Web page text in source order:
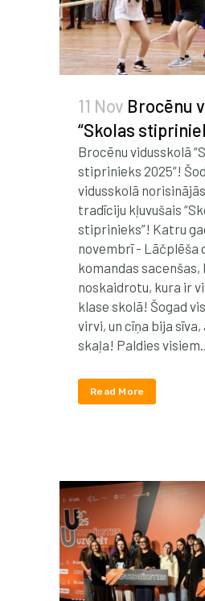
11 Nov Brocēnu
“Skolas
Brocēnu vidusskolā
stiprinieks 2025”!
vidusskolā
tradīciju kļuvušais
stiprinieks”! Katru
novembrī - Lāčplēša
komandas sacenšas,
noskaidrotu, kura ir
klase skolā! Šogad
virvi, un cīņa bija
skaļa! Paldies
Read More